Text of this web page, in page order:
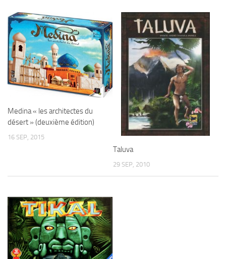
Medina « les architectes du
désert » (deuxième édition)
16 SEP, 2015
Taluva
29 SEP, 2010